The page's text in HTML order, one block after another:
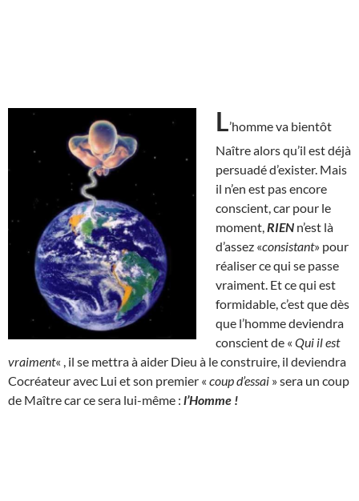
L’homme va bientôt
Naître alors qu’il est déjà
persuadé d’exister. Mais
il n’en est pas encore
conscient, car pour le
moment, RIEN n’est là
d’assez «consistant» pour
réaliser ce qui se passe
vraiment. Et ce qui est
formidable, c’est que dès
que l’homme deviendra
conscient de « Qui il est
vraiment« , il se mettra à aider Dieu à le construire, il deviendra
Cocréateur avec Lui et son premier « coup d’essai » sera un coup
de Maître car ce sera lui-même : l’Homme !